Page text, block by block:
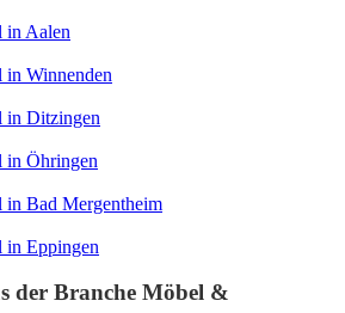
Aalen
Winnenden
Ditzingen
Öhringen
Bad Mergentheim
Eppingen
der Branche Möbel &